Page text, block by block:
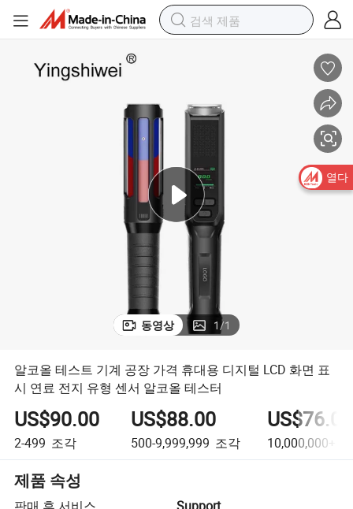
동영상 1/1
알코올 테스트 기계 공장 가격 휴대용 디지털 LCD 화면 표
시 연료 전지 유형 센서 알코올 테스터
US$90.00
2-499 조각
US$88.00
500-9,999,999 조각
US$76.00
10,000,000+
제품 속성
열다